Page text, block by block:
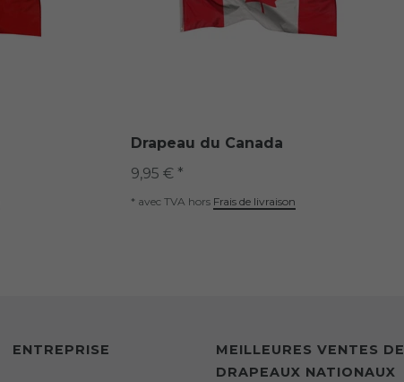
Drapeau du Canada
9,95 € *
* avec TVA hors Frais de livraison
ENTREPRISE
MEILLEURES VENTES DE
DRAPEAUX NATIONAUX